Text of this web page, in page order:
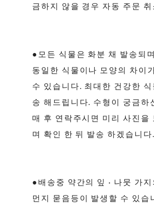
금하지 않을 경우 자동 주문 취
●모든 식물은 화분 채 발송되
동일한 식물이나 모양의 차이
수 있습니다. 최대한 건강한 식
송 해드립니다. 수형이 궁금하
매 후 연락주시면 미리 사진을
며 확인 한 뒤 발송 하겠습니다
●배송중 약간의 잎 · 나뭇 가지
먼지 묻음등이 발생할 수 있습